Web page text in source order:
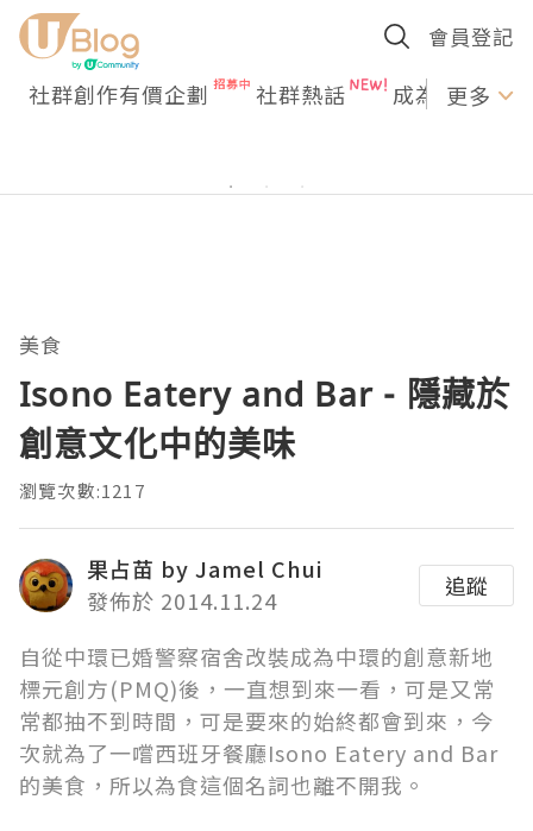
會員登記
社群創作有價企劃 社群熱話 成為U更多
美食
Isono Eatery and Bar - 隱藏於
創意文化中的美味
瀏覽次數:1217
果占苗 by Jamel Chui
發佈於 2014.11.24
追蹤
自從中環已婚警察宿舍改裝成為中環的創意新地
標元創方(PMQ)後，一直想到來一看，可是又常
常都抽不到時間，可是要來的始終都會到來，今
次就為了一嚐西班牙餐廳Isono Eatery and Bar
的美食，所以為食這個名詞也離不開我。